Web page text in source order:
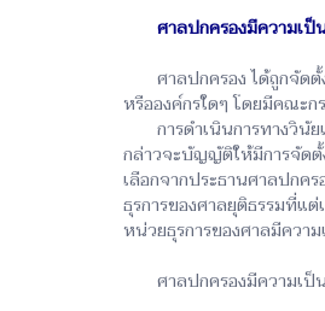
ศาลปกครองมีความเ
ศาลปกครอง ได้ถูกจัดตั้ง
หรือองค์กรใดๆ โดยมีคณะก
การดำเนินการทางวินัย
กล่าวจะบัญญัติให้มีการจัดตั้
เลือกจากประธานศาลปกค
ธุรการของศาลยุติธรรมที่แ
หน่วยธุรการของศาลมีควา
ศาลปกครองมีความเป็น